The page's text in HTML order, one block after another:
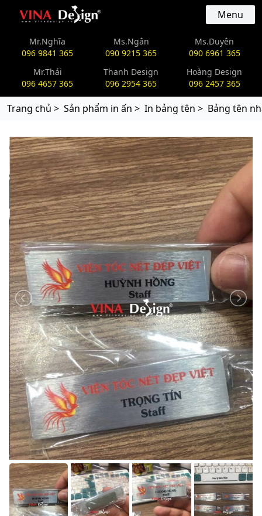
vinadesign.vn Menu
Mr.Nghĩa
096 9841 365
Ms.Ngân
090 9215 365
Ms.Duyên
090 6961 365
Mr.Thái
096 4657 365
Thanh Design
096 2954 365
Hoàng Design
096 2457 365
Trang chủ > Sản phẩm in ấn > In bảng tên > Bảng tên